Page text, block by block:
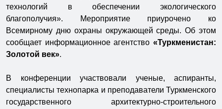
технологий в обеспечении экологического
благополучия». Мероприятие приурочено ко
Всемирному дню охраны окружающей среды. Об этом
сообщает информационное агентство «Туркменистан:
Золотой век».
В конференции участвовали ученые, аспиранты,
специалисты технопарка и преподаватели Туркменского
государственного архитектурно-строительного